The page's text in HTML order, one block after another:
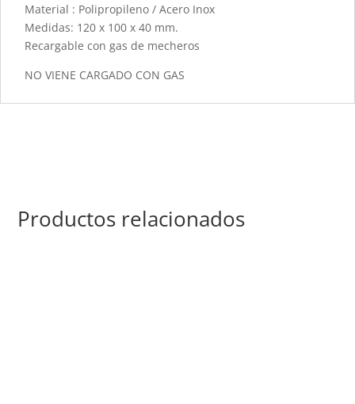
Material : Polipropileno / Acero Inox
Medidas: 120 x 100 x 40 mm.
Recargable con gas de mecheros
NO VIENE CARGADO CON GAS
Productos relacionados